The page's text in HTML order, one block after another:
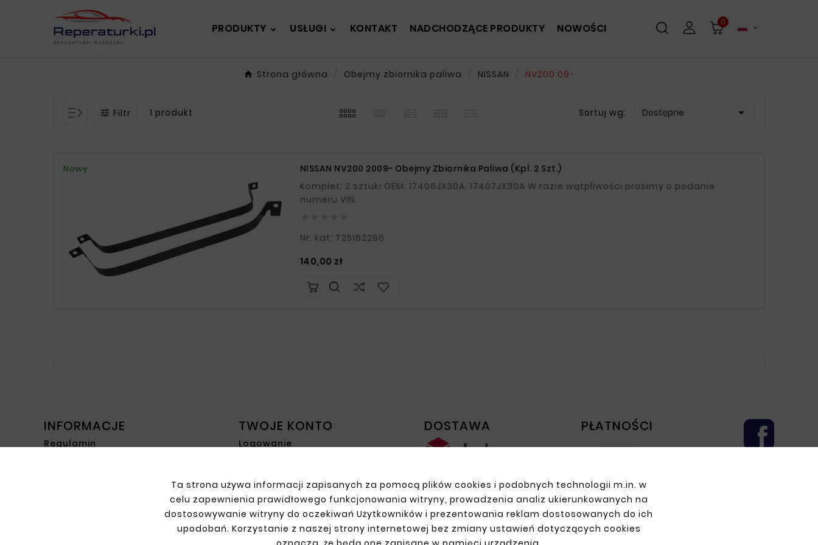
Ta strona używa informacji zapisanych za pomocą plików cookies i podobnych technologii m.in. w
celu zapewnienia prawidłowego funkcjonowania witryny, prowadzenia analiz ukierunkowanych na
dostosowywanie witryny do oczekiwań Użytkowników i prezentowania reklam dostosowanych do ich
upodobań. Korzystanie z naszej strony internetowej bez zmiany ustawień dotyczących cookies
PRODUKTY USŁUGI KONTAKT NADCHODZĄCE PRODUKTY NOWOŚCI 0

Strona główna Obejmy zbiornika paliwa NISSAN NV200 09-
 Filtr 1 produkt Sortuj wg: Dostępne 
Nowy
NISSAN NV200 2009- Obejmy Zbiornika Paliwa (kpl. 2 Szt.)
Komplet: 2 sztuki OEM: 17406JX30A, 17407JX30A W razie wątpliwości prosimy o podanie
numeru VIN.
Nr. kat: T25162296
140,00 złCena
INFORMACJE
Regulamin
TWOJE KONTO
Logowanie
Moje zamówienia
DOSTAWA PŁATNOŚCI